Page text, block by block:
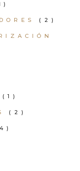
(2)
(1)
(2)